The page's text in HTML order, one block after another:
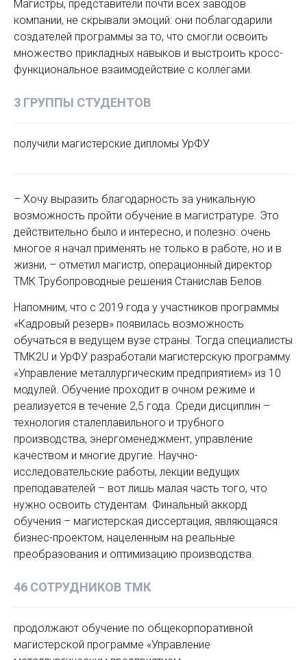
Магистры, представители почти всех заводов
компании, не скрывали эмоций: они поблагодарили
создателей программы за то, что смогли освоить
множество прикладных навыков и выстроить кросс-
функциональное взаимодействие с коллегами.
3 ГРУППЫ СТУДЕНТОВ
получили магистерские дипломы УрФУ
– Хочу выразить благодарность за уникальную
возможность пройти обучение в магистратуре. Это
действительно было и интересно, и полезно: очень
многое я начал применять не только в работе, но и в
жизни, – отметил магистр, операционный директор
ТМК Трубопроводные решения Станислав Белов.
Напомним, что с 2019 года у участников программы
«Кадровый резерв» появилась возможность
обучаться в ведущем вузе страны. Тогда специалисты
ТМК2U и УрФУ разработали магистерскую программу
«Управление металлургическим предприятием» из 10
модулей. Обучение проходит в очном режиме и
реализуется в течение 2,5 года. Среди дисциплин –
технология сталеплавильного и трубного
производства, энергоменеджмент, управление
качеством и многие другие. Научно-
исследовательские работы, лекции ведущих
преподавателей – вот лишь малая часть того, что
нужно освоить студентам. Финальный аккорд
обучения – магистерская диссертация, являющаяся
бизнес-проектом, нацеленным на реальные
преобразования и оптимизацию производства.
46 СОТРУДНИКОВ ТМК
продолжают обучение по общекорпоративной
магистерской программе «Управление